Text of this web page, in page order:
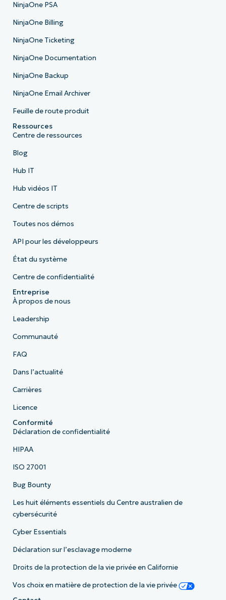
NinjaOne PSA
NinjaOne Billing
NinjaOne Ticketing
NinjaOne Documentation
NinjaOne Backup
NinjaOne Email Archiver
Feuille de route produit
Ressources
Centre de ressources
Blog
Hub IT
Hub vidéos IT
Centre de scripts
Toutes nos démos
API pour les développeurs
État du système
Centre de confidentialité
Entreprise
À propos de nous
Leadership
Communauté
FAQ
Dans l’actualité
Carrières
Licence
Conformité
Déclaration de confidentialité
HIPAA
ISO 27001
Bug Bounty
Les huit éléments essentiels du Centre australien de
cybersécurité
Cyber Essentials
Déclaration sur l’esclavage moderne
Droits de la protection de la vie privée en Californie
Vos choix en matière de protection de la vie privée